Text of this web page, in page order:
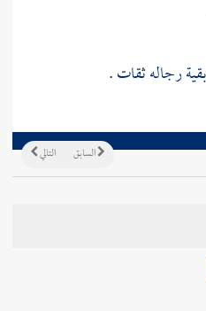
رجاله ثقات .
التالي السابق